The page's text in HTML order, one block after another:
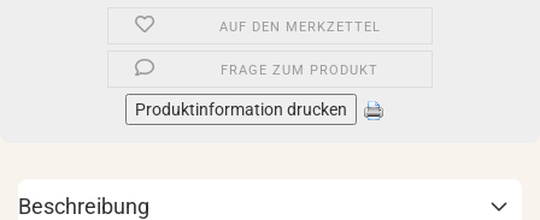
AUF DEN MERKZETTEL
FRAGE ZUM PRODUKT
Produktinformation drucken
Beschreibung